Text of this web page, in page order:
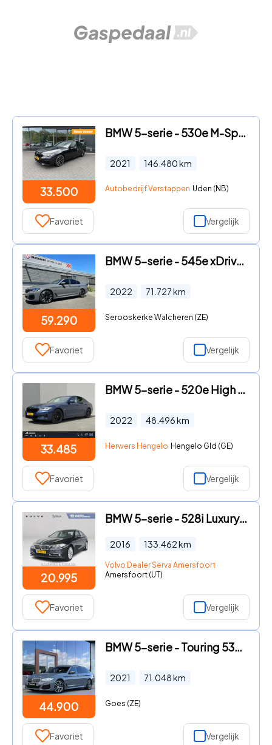
33.500
BMW 5-serie - 530e M-Sport, Laser LED, Keyless, Schuifdak, Harman Kardon,
2021 146.480km
Autobedrijf Verstappen Uden (NB)
Favoriet Vergelijk
59.290
BMW 5-serie - 545e xDrive High Executive
2022 71.727km
Serooskerke Walcheren (ZE)
Favoriet Vergelijk
33.485
BMW 5-serie - 520e High Executive / Elektrische stoelen & geheugen / Stuur
2022 48.496km
Herwers Hengelo Hengelo Gld (GE)
Favoriet Vergelijk
20.995
BMW 5-serie - 528i Luxury Edition | Panoramadak | Parkeercamera | Stoelver
2016 133.462km
Volvo Dealer Serva Amersfoort
Amersfoort (UT)
Favoriet Vergelijk
44.900
BMW 5-serie - Touring 530i High Executive M-Sport | Pano | Headup | Laser
2021 71.048km
Goes (ZE)
Favoriet Vergelijk